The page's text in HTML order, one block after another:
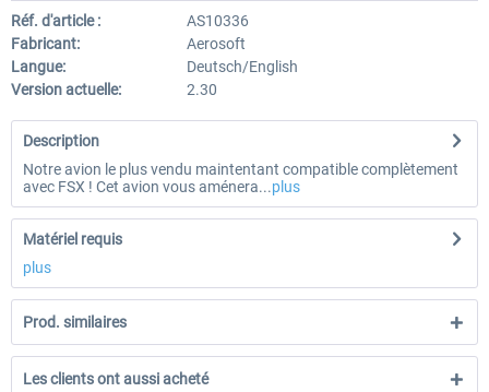
Réf. d'article :
AS10336
Fabricant:
Aerosoft
Langue:
Deutsch/English
Version actuelle:
2.30
Description
Notre avion le plus vendu maintentant compatible complètement
avec FSX ! Cet avion vous aménera...plus
Matériel requis
plus
Prod. similaires
Les clients ont aussi acheté